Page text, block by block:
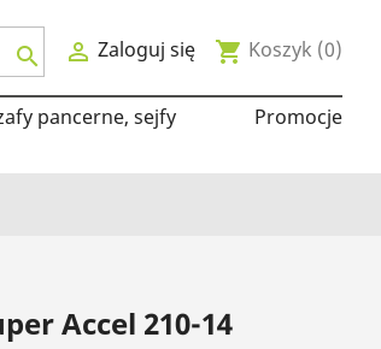
  Zaloguj się shopping_cart Koszyk (0)
pancerne, sejfy Promocje
Accel 210-14